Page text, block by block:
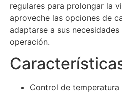
regulares para prolongar la
aproveche las opciones de
adaptarse a sus
operación.
Control de temperatura